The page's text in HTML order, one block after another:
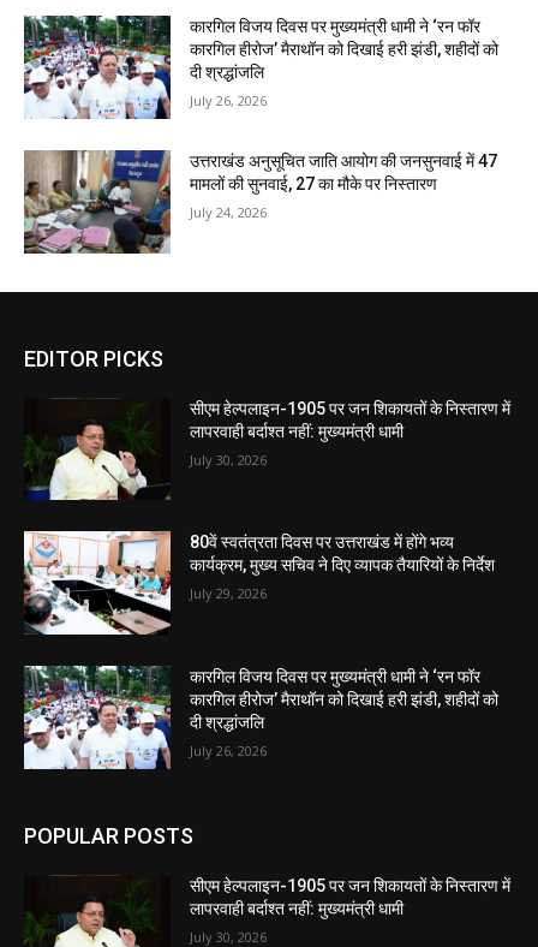
कारगिल विजय दिवस पर मुख्यमंत्री धामी ने ‘रन फॉर
कारगिल हीरोज’ मैराथॉन को दिखाई हरी झंडी, शहीदों को
दी श्रद्धांजलि
July 26, 2026
उत्तराखंड अनुसूचित जाति आयोग की जनसुनवाई में 47
मामलों की सुनवाई, 27 का मौके पर निस्तारण
July 24, 2026
EDITOR PICKS
सीएम हेल्पलाइन-1905 पर जन शिकायतों के निस्तारण में
लापरवाही बर्दाश्त नहीं: मुख्यमंत्री धामी
July 30, 2026
80वें स्वतंत्रता दिवस पर उत्तराखंड में होंगे भव्य
कार्यक्रम, मुख्य सचिव ने दिए व्यापक तैयारियों के निर्देश
July 29, 2026
कारगिल विजय दिवस पर मुख्यमंत्री धामी ने ‘रन फॉर
कारगिल हीरोज’ मैराथॉन को दिखाई हरी झंडी, शहीदों को
दी श्रद्धांजलि
July 26, 2026
POPULAR POSTS
सीएम हेल्पलाइन-1905 पर जन शिकायतों के निस्तारण में
लापरवाही बर्दाश्त नहीं: मुख्यमंत्री धामी
July 30, 2026